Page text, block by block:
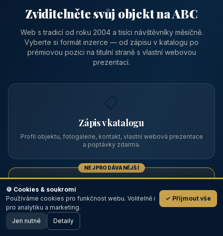
Zviditelněte svůj objekt na ABC
Web s tradicí od roku 2004 a tisíci návštěvníky měsíčně.
Vyberte si formát inzerce — od zápisu v katalogu po
prémiovou pozici na titulní straně s vlastní webovou
prezentací.
Zápis v katalogu
Profil objektu, fotogalerie, kontakt, vlastní webová prezentace
a poptávky zdarma.
NEJPRODÁVANĚJŠÍ
Prémiový partner
TOP pozice na titulce, přednost ve výpisech, zlatý odznak a
💬
🖥️ Desktop verze
🍪 Cookies & soukromí
Používáme cookies pro funkčnost webu. Volitelně i
pro analytiku a marketing.
✓ Přijmout vše
Jen nutné Detaily